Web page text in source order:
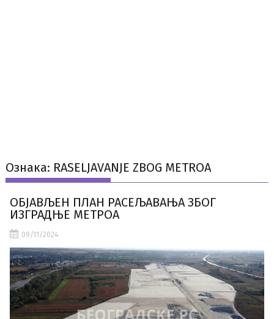
Ознака: RASELJAVANJE ZBOG METROA
ОБЈАВЉЕН ПЛАН РАСЕЉАВАЊА ЗБОГ
ИЗГРАДЊЕ МЕТРОА
09/11/2024